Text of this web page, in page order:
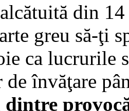
din
greu să-ţi
ca lucrurile
învăţare
dintre